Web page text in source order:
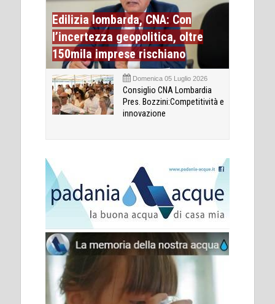
Edilizia lombarda, CNA: Con
l’incertezza geopolitica, oltre
150mila imprese rischiano
Domenica 05 Luglio 2026
Consiglio CNA Lombardia
Pres. Bozzini:Competitività e
innovazione